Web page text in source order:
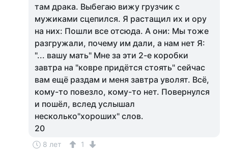
там драка. Выбегаю вижу грузчик с
мужиками сцепился. Я растащил их и ору
на них: Пошли все отсюда. А они: Мы тоже
разгружали, почему им дали, а нам нет Я:
"... вашу мать" Мне за эти 2-е коробки
завтра на "ковре придётся стоять" сейчас
вам ещё раздам и меня завтра уволят. Всё,
кому-то повезло, кому-то нет. Повернулся
и пошёл, вслед услышал
несколько"хороших" слов.
20
8 лет
1